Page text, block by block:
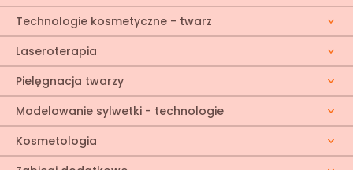
Technologie kosmetyczne - twarz
Laseroterapia
Pielęgnacja twarzy
Modelowanie sylwetki - technologie
Kosmetologia